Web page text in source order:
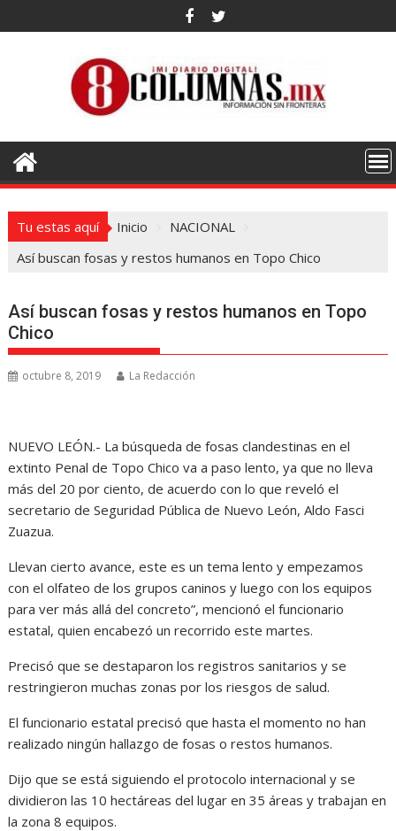
al
Tu estas aquí Inicio
NACIONAL
Así buscan fosas y restos humanos en Topo Chico
Así buscan fosas y restos humanos en Topo
Chico
octubre 8, 2019 La Redacción
NUEVO LEÓN.- La búsqueda de fosas clandestinas en el
extinto Penal de Topo Chico va a paso lento, ya que no lleva
más del 20 por ciento, de acuerdo con lo que reveló el
secretario de Seguridad Pública de Nuevo León, Aldo Fasci
Zuazua.
Llevan cierto avance, este es un tema lento y empezamos
con el olfateo de los grupos caninos y luego con los equipos
para ver más allá del concreto”, mencionó el funcionario
estatal, quien encabezó un recorrido este martes.
Precisó que se destaparon los registros sanitarios y se
restringieron muchas zonas por los riesgos de salud.
El funcionario estatal precisó que hasta el momento no han
realizado ningún hallazgo de fosas o restos humanos.
Dijo que se está siguiendo el protocolo internacional y se
dividieron las 10 hectáreas del lugar en 35 áreas y trabajan en
la zona 8 equipos.